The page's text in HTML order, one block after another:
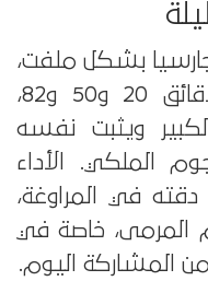
جارسيا بشكل ملفت،
حيث سجل هاتريك في الدقائق 20 و50 و82،
ويثبت نفسه
الملكي. الأداء
دقته في المراوغة،
المرمى، خاصة في
المشاركة اليوم.